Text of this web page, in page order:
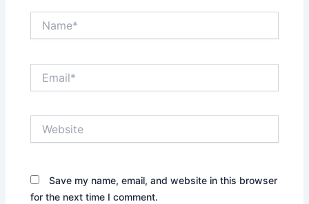
Save my name, email, and website in this browser
for the next time I comment.